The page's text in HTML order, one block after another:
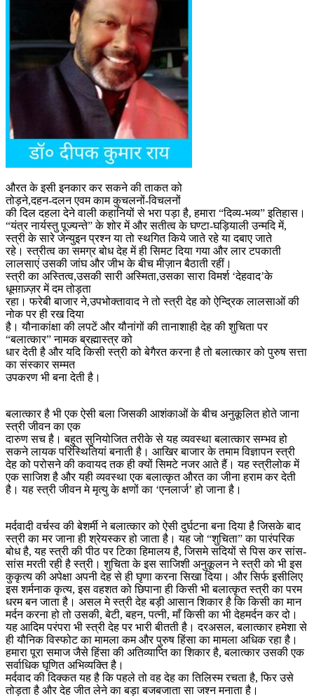
औरत के इसी इनकार कर सकने की ताकत को
तोड़ने,दहन-दलन एवम काम कुचलनों-विचलनों
की दिल दहला देने वाली कहानियों से भरा पड़ा है, हमारा “दिव्य-भव्य” इतिहास।
“यंत्र नार्यस्तु पूज्यन्ते” के शोर में और सतीत्व के घण्टा-घड़ियाली उन्मदि में,
स्त्री के सारे जेन्युइन प्रश्न या तो स्थगित किये जाते रहे या दबाए जाते
रहे। स्त्रीत्व का समग्र बोध देह में ही सिमट दिया गया और लार टपकाती
लालसाएं उसकी जांघ और जीभ के बीच मीज़ान बैठाती रहीं।
स्त्री का अस्तित्व,उसकी सारी अस्मिता,उसका सारा विमर्श ‘देहवाद’के
धूमग़ज़्ज़र में दम तोड़ता
रहा। फरेबी बाजार ने,उपभोक्तावाद ने तो स्त्री देह को ऐन्द्रिक लालसाओं की
नोक पर ही रख दिया
है। यौनाकांक्षा की लपटें और यौनांगों की तानाशाही देह की शुचिता पर
“बलात्कार” नामक ब्रह्मास्त्र को
धार देती है और यदि किसी स्त्री को बेगैरत करना है तो बलात्कार को पुरुष सत्ता
का संस्कार सम्मत
उपकरण भी बना देती है।
बलात्कार है भी एक ऐसी बला जिसकी आशंकाओं के बीच अनुकूलित होते जाना
स्त्री जीवन का एक
दारुण सच है। बहुत सुनियोजित तरीके से यह व्यवस्था बलात्कार सम्भव हो
सकने लायक परिस्थितियां बनाती है। आखिर बाजार के तमाम विज्ञापन स्त्री
देह को परोसने की कवायद तक ही क्यों सिमटे नजर आते हैं। यह स्त्रीलोक में
एक साजिश है और यही व्यवस्था एक बलात्कृत औरत का जीना हराम कर देती
है। यह स्त्री जीवन मे मृत्यु के क्षणों का ‘एनलार्ज’ हो जाना है।
मर्दवादी वर्चस्व की बेशर्मी ने बलात्कार को ऐसी दुर्घटना बना दिया है जिसके बाद
स्त्री का मर जाना ही श्रेयस्कर हो जाता है। यह जो “शुचिता” का पारंपरिक
बोध है, यह स्त्री की पीठ पर टिका हिमालय है, जिसमे सदियों से पिस कर सांस-
सांस मरती रही है स्त्री। शुचिता के इस साजिशी अनुकूलन ने स्त्री को भी इस
कुकृत्य की अपेक्षा अपनी देह से ही घृणा करना सिखा दिया। और सिर्फ इसीलिए
इस शर्मनाक कृत्य, इस वहशत को छिपाना ही किसी भी बलात्कृत स्त्री का परम
धरम बन जाता है। असल मे स्त्री देह बड़ी आसान शिकार है कि किसी का मान
मर्दन करना हो तो उसकी, बेटी, बहन, पत्नी, माँ किसी का भी देहमर्दन कर दो।
यह आदिम परंपरा भी स्त्री देह पर भारी बीतती है। दरअसल, बलात्कार हमेशा से
ही यौनिक विस्फोट का मामला कम और पुरुष हिंसा का मामला अधिक रहा है।
हमारा पूरा समाज जैसे हिंसा की अतिव्याप्ति का शिकार है, बलात्कार उसकी एक
सर्वाधिक घृणित अभिव्यक्ति है।
मर्दवाद की दिक्कत यह है कि पहले तो वह देह का तिलिस्म रचता है, फिर उसे
तोड़ता है और देह जीत लेने का बड़ा बजबजाता सा जश्न मनाता है।